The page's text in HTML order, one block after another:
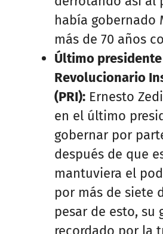
había gobernado
más de 70 años
Último
Revolucionario
(PRI): Ernesto
en el último
gobernar por
después de que
mantuviera el
por más de siete
pesar de esto, su
recordado por la